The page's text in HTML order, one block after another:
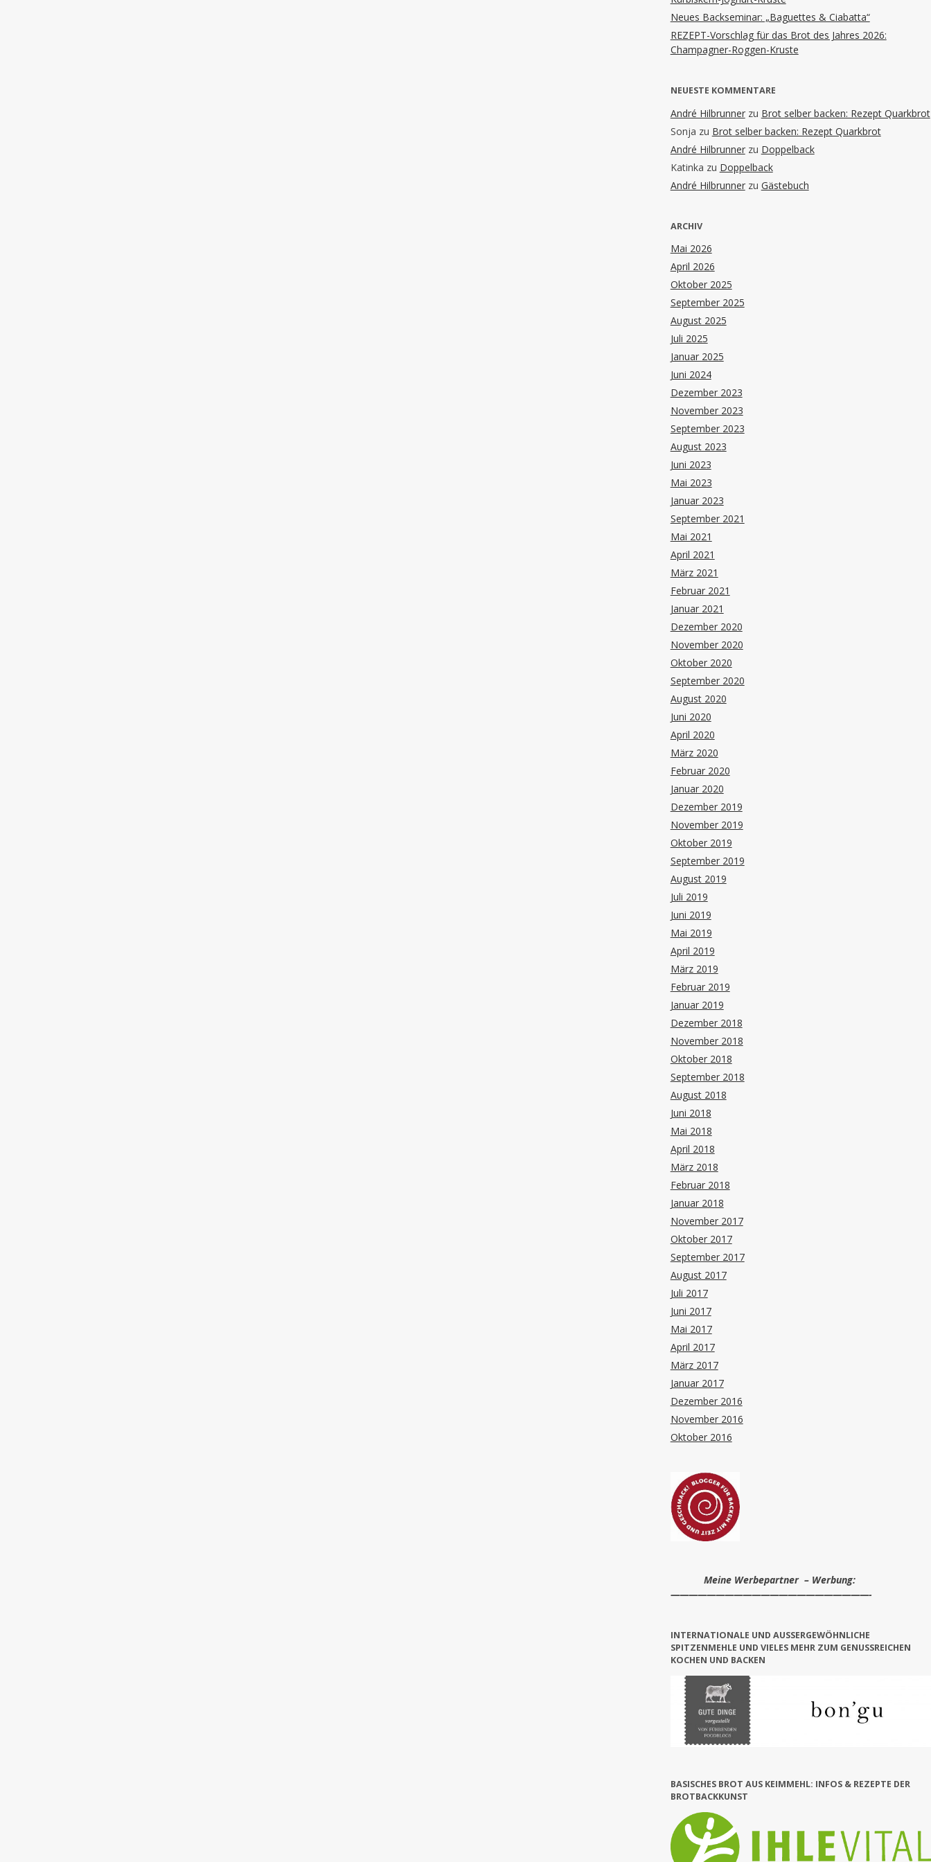
Neues Backseminar: „Baguettes & Ciabatta“
REZEPT-Vorschlag für das Brot des Jahres 2026:
Champagner-Roggen-Kruste
NEUESTE KOMMENTARE
André Hilbrunnerzu Brot selber backen: Rezept Quarkbrot
Sonja zu Brot selber backen: Rezept Quarkbrot
André Hilbrunnerzu Doppelback
Katinka zu Doppelback
André Hilbrunnerzu Gästebuch
ARCHIV
Mai 2026
April 2026
Oktober 2025
September 2025
August 2025
Juli 2025
Januar 2025
Juni 2024
Dezember 2023
November 2023
September 2023
August 2023
Juni 2023
Mai 2023
Januar 2023
September 2021
Mai 2021
April 2021
März 2021
Februar 2021
Januar 2021
Dezember 2020
November 2020
Oktober 2020
September 2020
August 2020
Juni 2020
April 2020
März 2020
Februar 2020
Januar 2020
Dezember 2019
November 2019
Oktober 2019
September 2019
August 2019
Juli 2019
Juni 2019
Mai 2019
April 2019
März 2019
Februar 2019
Januar 2019
Dezember 2018
November 2018
Oktober 2018
September 2018
August 2018
Juni 2018
Mai 2018
April 2018
März 2018
Februar 2018
Januar 2018
November 2017
Oktober 2017
September 2017
August 2017
Juli 2017
Juni 2017
Mai 2017
April 2017
März 2017
Januar 2017
Dezember 2016
November 2016
Oktober 2016
Meine Werbepartner – Werbung:
——————————————————————-
INTERNATIONALE UND AUSSERGEWÖHNLICHE S
PITZENMEHLE UND VIELES MEHR ZUM GENUSSREICHEN KO
CHEN UND BACKEN
BASISCHES BROT AUS KEIMMEHL: INFOS & REZEPTE DER
BROTBACKKUNST